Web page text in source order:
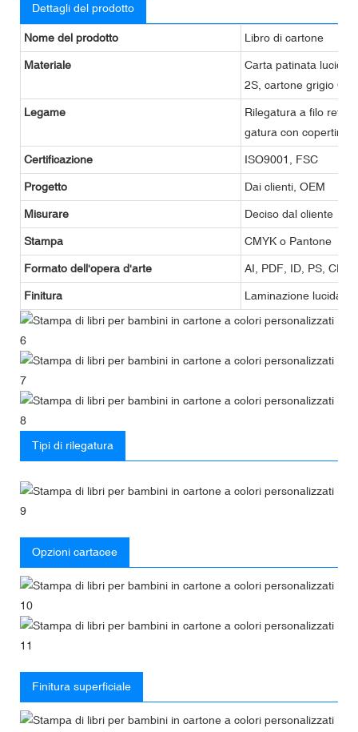
Dettagli del prodotto
Nome del prodotto Libro di cartone
Materiale
Carta patinata lucida/
2S, cartone grigio
Legame
Rilegatura a filo refe,
gatura con copertina
Certificazione ISO9001, FSC
Progetto Dai clienti, OEM
Misurare Deciso dal cliente
Stampa CMYK o Pantone
Formato dell'opera d'arte AI, PDF, ID, PS, CDR
Finitura Laminazione lucida o
Tipi di rilegatura
Opzioni cartacee
Finitura superficiale